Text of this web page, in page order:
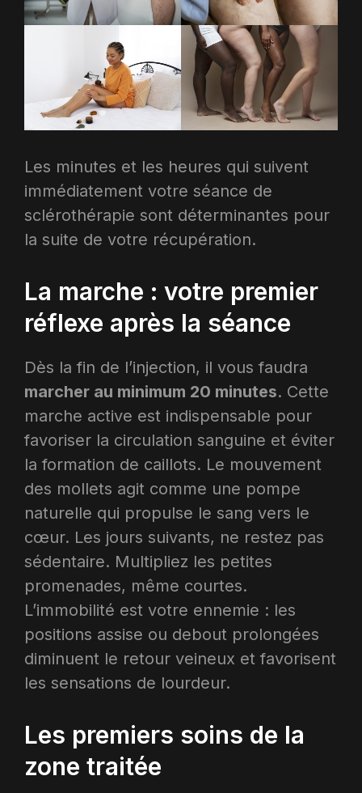
Les minutes et les heures qui suivent
immédiatement votre séance de
sclérothérapie sont déterminantes pour
la suite de votre récupération.
La marche : votre premier
réflexe après la séance
Dès la fin de l’injection, il vous faudra
marcher au minimum 20 minutes. Cette
marche active est indispensable pour
favoriser la circulation sanguine et éviter
la formation de caillots. Le mouvement
des mollets agit comme une pompe
naturelle qui propulse le sang vers le
cœur. Les jours suivants, ne restez pas
sédentaire. Multipliez les petites
promenades, même courtes.
L’immobilité est votre ennemie : les
positions assise ou debout prolongées
diminuent le retour veineux et favorisent
les sensations de lourdeur.
Les premiers soins de la
zone traitée